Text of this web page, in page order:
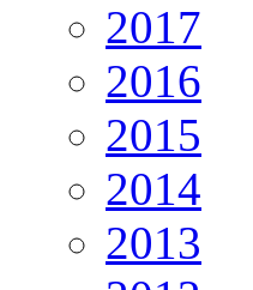
2017
2016
2015
2014
2013